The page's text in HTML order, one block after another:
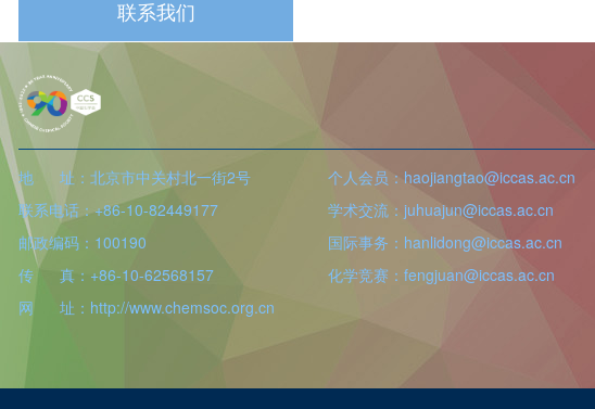
联系我们
地 址：北京市中关村北一街2号
联系电话：+86-10-82449177
邮政编码：100190
传 真：+86-10-62568157
网 址：http://www.chemsoc.org.cn
个人会员：haojiangtao@iccas.ac.cn
学术交流：juhuajun@iccas.ac.cn
国际事务：hanlidong@iccas.ac.cn
化学竞赛：fengjuan@iccas.ac.cn